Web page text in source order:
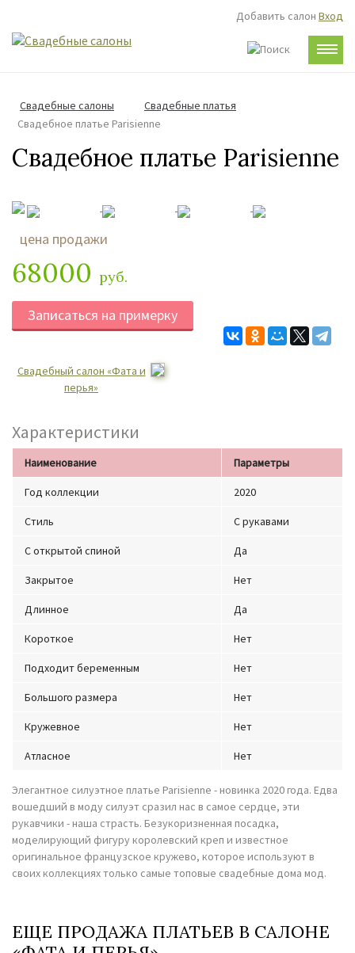
Добавить салон Вход
Свадебные салоны
Cвадебные платья
Свадебное платье Parisienne
Свадебное платье Parisienne
цена продажи
68000 руб.
Записаться на примерку
Свадебный салон «Фата и
перья»
Характеристики
Наименование Параметры
Год коллекции 2020
Стиль С рукавами
С открытой спиной Да
Закрытое Нет
Длинное Да
Короткое Нет
Подходит беременным Нет
Большого размера Нет
Кружевное Нет
Атласное Нет
Элегантное силуэтное платье Parisienne - новинка 2020 года. Едва
вошедший в моду силуэт сразил нас в самое сердце, эти
рукавчики - наша страсть. Безукоризненная посадка,
моделирующий фигуру королевский креп и известное
оригинальное французское кружево, которое используют в
своих коллекциях только самые топовые свадебные дома мод.
ЕЩЕ ПРОДАЖА ПЛАТЬЕВ В САЛОНЕ